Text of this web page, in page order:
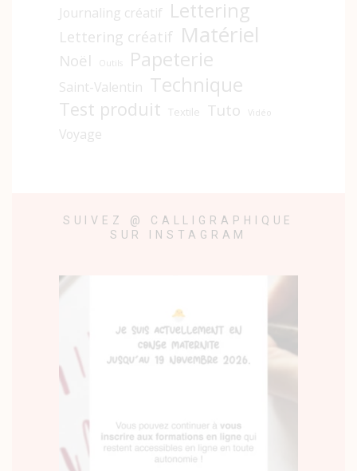
Journaling créatif Lettering
Lettering créatif Matériel
Noël Outils Papeterie
Saint-Valentin Technique
Test produit Textile Tuto Vidéo
Voyage
SUIVEZ @ CALLIGRAPHIQUE
SUR INSTAGRAM